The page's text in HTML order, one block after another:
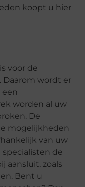
voor de
Daarom wordt er
worden al uw
De
mogelijkheden
van uw
de
aansluit, zoals
Bent u